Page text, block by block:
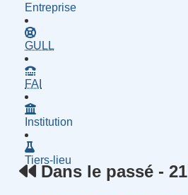
Entreprise
GULL
FAI
Institution
Tiers-lieu
Dans le passé -